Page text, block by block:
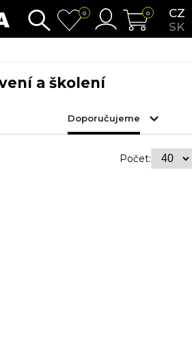
CZ
SK
0 0
a školení
Doporučujeme
Počet: